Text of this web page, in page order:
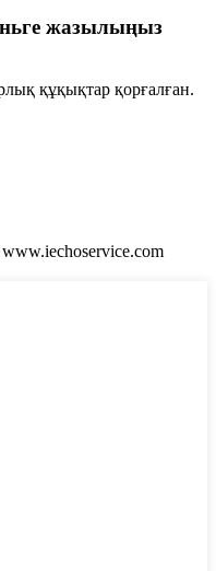
жазылыңыз
құқықтар қорғалған.
www.iechoservice.com